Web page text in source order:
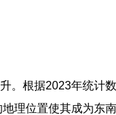
。根据2023年统计
理位置使其成为东